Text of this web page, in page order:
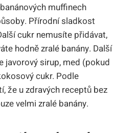
muffinech
Přírodní sladkost
cukr nemusíte přidávat,
hodně zralé banány. Další
javorový sirup, med (pokud
cukr. Podle
že u zdravých receptů bez
velmi zralé banány.